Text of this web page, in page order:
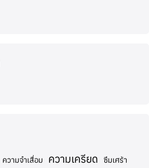
ความจำเสื่อม ความเครียด ซึมเศร้า